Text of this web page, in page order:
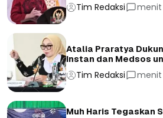
Tim Redaksi menit
Atalia Praratya
Instan dan Medsos
Tim Redaksi menit
Muh Haris Tegaskan